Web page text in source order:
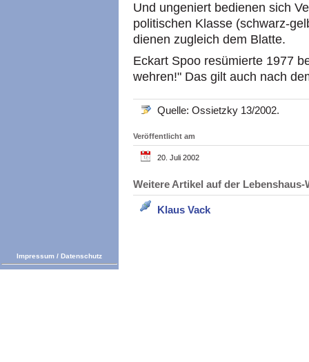
Und ungeniert bedienen sich
politischen Klasse (schwarz-
dienen zugleich dem Blatte.
Eckart Spoo resümierte 1977
wehren!" Das gilt auch nach
Quelle: Ossietzky 13/2002.
Veröffentlicht am
20. Juli 2002
Weitere Artikel auf der
Klaus Vack
Impressum / Datenschutz